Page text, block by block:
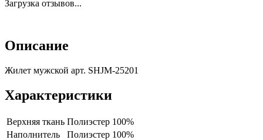
Загрузка отзывов...
Описание
Жилет мужской арт. SHJM-25201
Характеристики
Верхняя ткань Полиэстер 100%
Наполнитель
Полиэстер 100%